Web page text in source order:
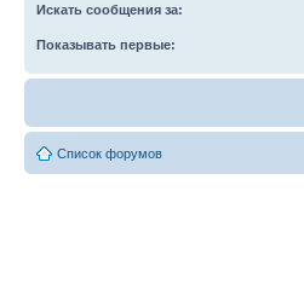
Искать сообщения за:
Показывать первые:
Список форумов